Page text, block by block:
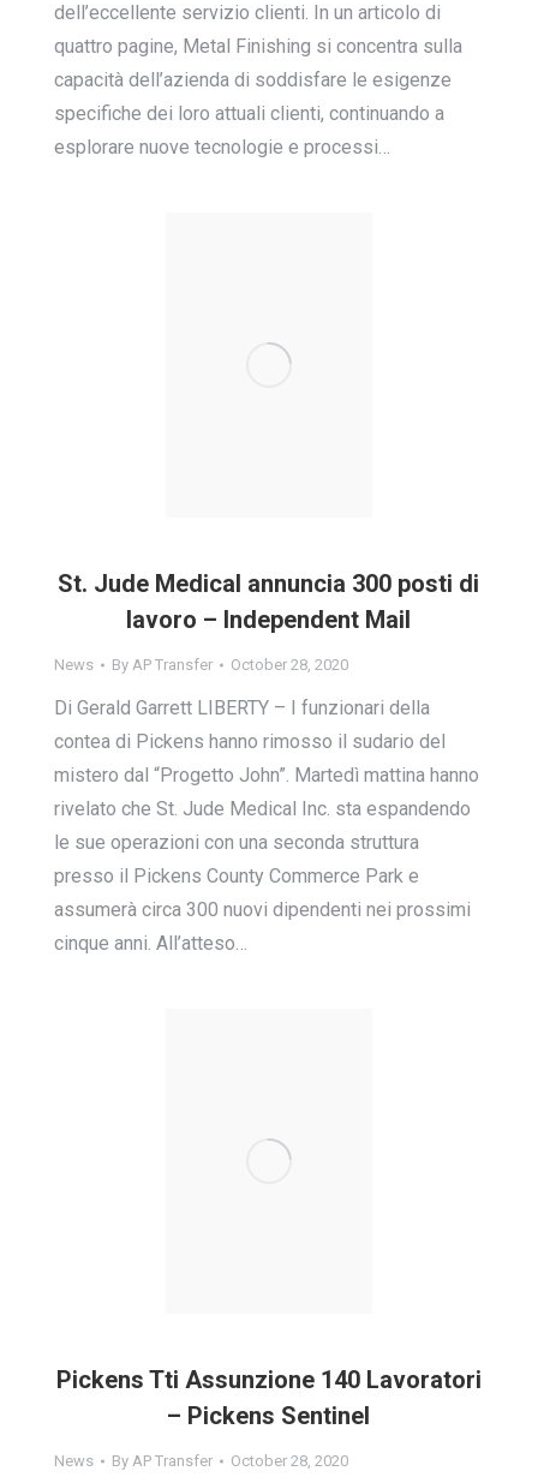
dell’eccellente servizio clienti. In un articolo di
quattro pagine, Metal Finishing si concentra sulla
capacità dell’azienda di soddisfare le esigenze
specifiche dei loro attuali clienti, continuando a
esplorare nuove tecnologie e processi…
St. Jude Medical annuncia 300 posti di
lavoro – Independent Mail
News By AP Transfer October 28, 2020
Di Gerald Garrett LIBERTY – I funzionari della
contea di Pickens hanno rimosso il sudario del
mistero dal “Progetto John”. Martedì mattina hanno
rivelato che St. Jude Medical Inc. sta espandendo
le sue operazioni con una seconda struttura
presso il Pickens County Commerce Park e
assumerà circa 300 nuovi dipendenti nei prossimi
cinque anni. All’atteso…
Pickens Tti Assunzione 140 Lavoratori
– Pickens Sentinel
News By AP Transfer October 28, 2020